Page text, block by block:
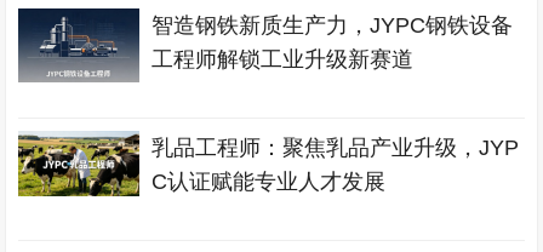
智造钢铁新质生产力，JYPC钢铁设备
工程师解锁工业升级新赛道
乳品工程师：聚焦乳品产业升级，JYP
C认证赋能专业人才发展